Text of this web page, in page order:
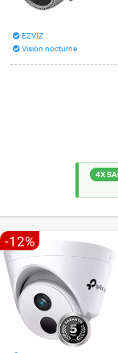
EZVIZ
Vision nocturne
4X
-12%